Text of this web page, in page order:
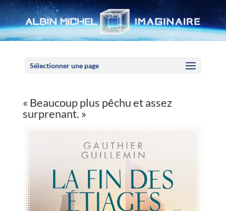
Sélectionner une page
« Beaucoup plus pêchu et assez
surprenant. »
Panneau de gestion des cookies